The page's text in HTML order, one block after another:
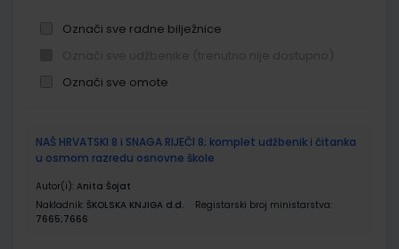
Označi sve radne bilježnice
Označi sve omote
proizvodi
NAŠ HRVATSKI 8 i SNAGA RIJEČI 8; komplet udžbenik i čitanka
u osmom razredu osnovne škole
Autor(i): Anita Šojat
Nakladnik: ŠKOLSKA KNJIGA d.d.
Registarski broj ministarstva:
7665;7666